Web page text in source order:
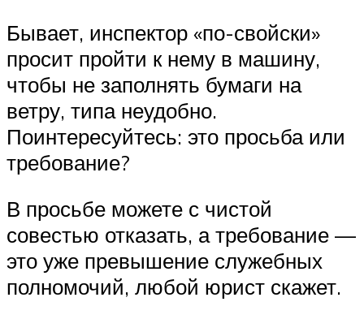
Бывает, инспектор «по-свойски»
просит пройти к нему в машину,
чтобы не заполнять бумаги на
ветру, типа неудобно.
Поинтересуйтесь: это просьба или
требование?
В просьбе можете с чистой
совестью отказать, а требование —
это уже превышение служебных
полномочий, любой юрист скажет.